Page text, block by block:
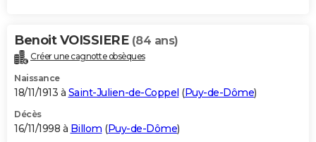
Benoit VOISSIERE (84 ans)
Créer une cagnotte obsèques
Naissance
18/11/1913 à Saint-Julien-de-Coppel (Puy-de-Dôme)
Décès
16/11/1998 à Billom (Puy-de-Dôme)